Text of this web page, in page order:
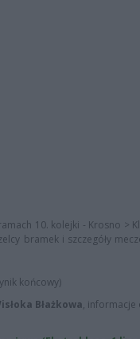
10. kolejki - Krosno >
bramek i szczegóły
końcowy)
Błażkowa, informacje